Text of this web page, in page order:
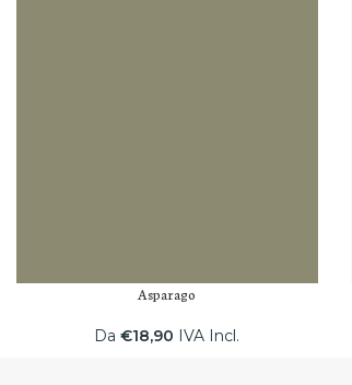
Asparago
Da€18,90 IVA Incl.